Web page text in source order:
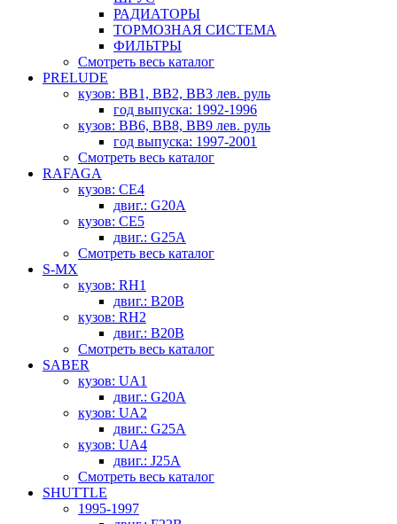
РАДИАТОРЫ
ТОРМОЗНАЯ СИСТЕМА
ФИЛЬТРЫ
Смотреть весь каталог
PRELUDE
кузов: BB1, BB2, BB3 лев. руль
год выпуска: 1992-1996
кузов: BB6, BB8, BB9 лев. руль
год выпуска: 1997-2001
Смотреть весь каталог
RAFAGA
кузов: CE4
двиг.: G20A
кузов: CE5
двиг.: G25A
Смотреть весь каталог
S-MX
кузов: RH1
двиг.: B20B
кузов: RH2
двиг.: B20B
Смотреть весь каталог
SABER
кузов: UA1
двиг.: G20A
кузов: UA2
двиг.: G25A
кузов: UA4
двиг.: J25A
Смотреть весь каталог
SHUTTLE
1995-1997